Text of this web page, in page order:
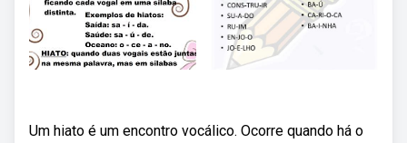
Um hiato é um encontro vocálico. Ocorre quando há o